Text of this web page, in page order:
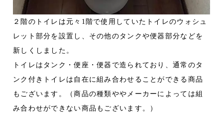
２階のトイレは元々1階で使用していたトイレのウォシュ
レット部分を設置し、その他のタンクや便器部分などを
新しくしました。
トイレはタンク・便座・便器で造られており、通常のタ
ンク付きトイレは自在に組み合わせることができる商品
もございます。（商品の種類ややメーカーによっては組
み合わせができない商品もございます。）